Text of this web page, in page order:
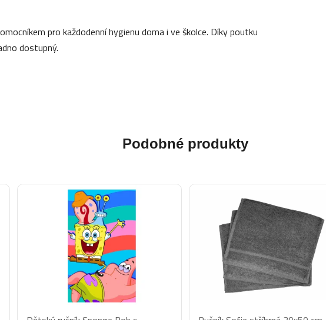
pro každodenní hygienu doma i ve školce. Díky poutku
dostupný.
Podobné produkty